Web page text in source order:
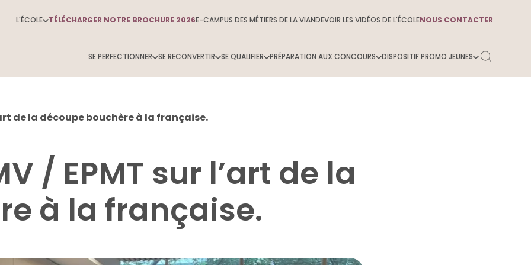
L'ÉCOLE TÉLÉCHARGER NOTRE BROCHURE 2026E-CAMPUS DES MÉTIERS DE LA VIANDEVOIR LES VIDÉOS DE L'ÉCOLENOUS CONTACTER
SE PERFECTIONNER SE RECONVERTIR SE QUALIFIER PRÉPARATION AUX CONCOURS DISPOSITIF PROMO JEUNES
de la découpe bouchère à la française.
/ EPMT sur l’art de la
à la française.